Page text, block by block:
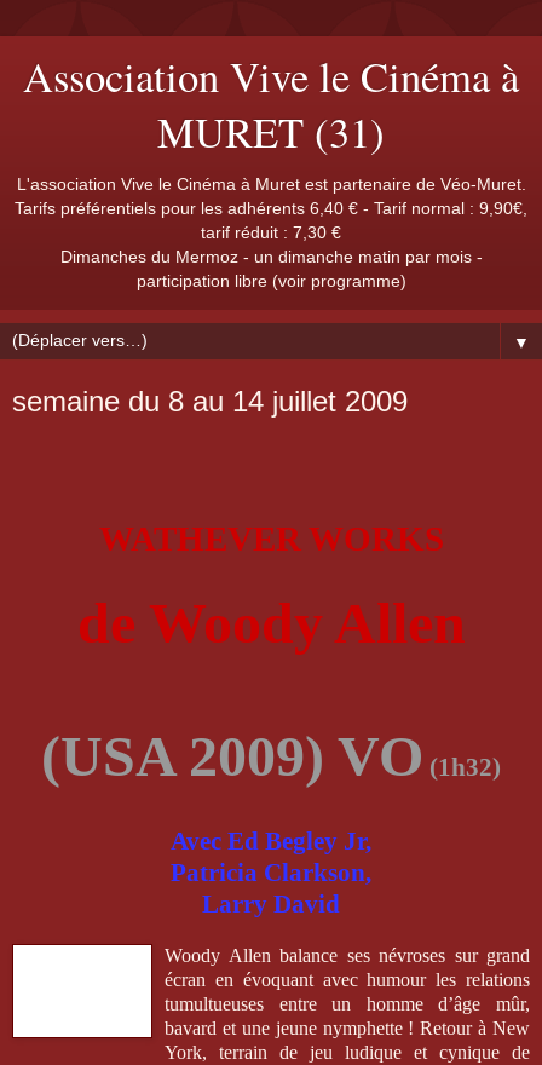
Association Vive le Cinéma à
MURET (31)
L'association Vive le Cinéma à Muret est partenaire de Véo-Muret.
Tarifs préférentiels pour les adhérents 6,40 € - Tarif normal : 9,90€,
tarif réduit : 7,30 €
Dimanches du Mermoz - un dimanche matin par mois -
participation libre (voir programme)
▼
semaine du 8 au 14 juillet 2009
WATHEVER WORKS
de Woody Allen
(USA 2009) VO (1h32)
Avec Ed Begley Jr,
Patricia Clarkson,
Larry David
Woody Allen balance ses névroses sur grand
écran en évoquant avec humour les relations
tumultueuses entre un homme d’âge mûr,
bavard et une jeune nymphette ! Retour à New
York, terrain de jeu ludique et cynique de